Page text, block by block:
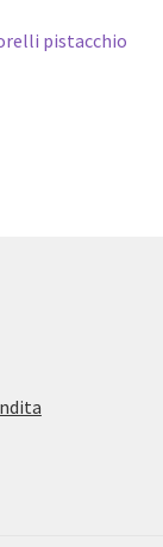
pistacchio